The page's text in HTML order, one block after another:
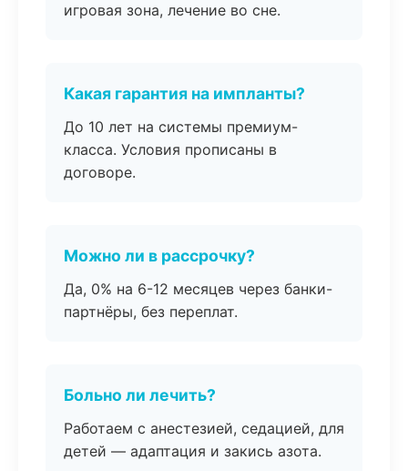
игровая зона, лечение во сне.
Какая гарантия на импланты?
До 10 лет на системы премиум-
класса. Условия прописаны в
договоре.
Можно ли в рассрочку?
Да, 0% на 6-12 месяцев через банки-
партнёры, без переплат.
Больно ли лечить?
Работаем с анестезией, седацией, для
детей — адаптация и закись азота.